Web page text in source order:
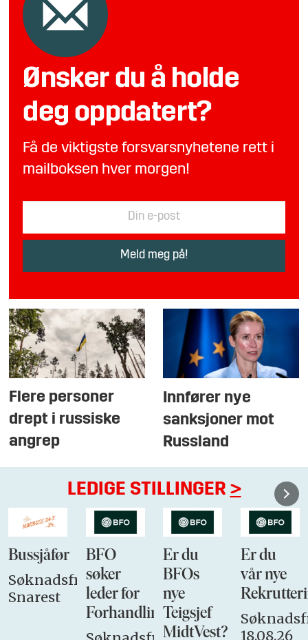
Ønsker du å holde
deg oppdatert?
Få de viktigste forsvarsnyhetene rett i
mailboksen hver morgen!
Flere personer
drept i russiske
angrep
Innfører nye
sanksjoner mot
Russland
LEDIGE STILLINGER >
Bussjåfør
Søknadsfrist:
Snarest
BFO
søker
leder for
Forhandlingsutvalget
Er du
BFOs
nye
Teigsjef
MidtVest?
Er du
vår nye
18.08.26